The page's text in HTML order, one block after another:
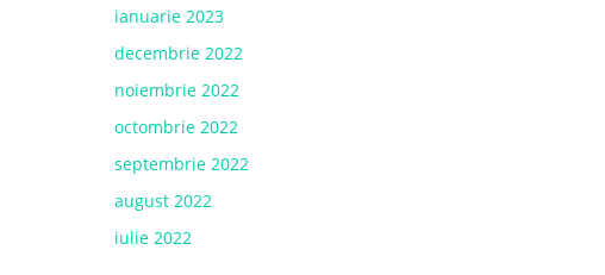
ianuarie 2023
decembrie 2022
noiembrie 2022
octombrie 2022
septembrie 2022
august 2022
iulie 2022